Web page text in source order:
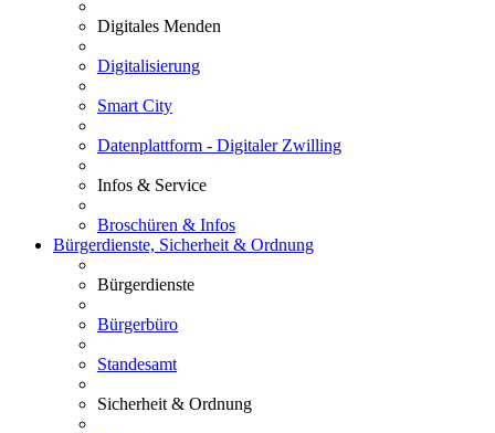
Digitales Menden
Digitalisierung
Smart City
Datenplattform - Digitaler Zwilling
Infos & Service
Broschüren & Infos
Bürgerdienste, Sicherheit & Ordnung
Bürgerdienste
Bürgerbüro
Standesamt
Sicherheit & Ordnung